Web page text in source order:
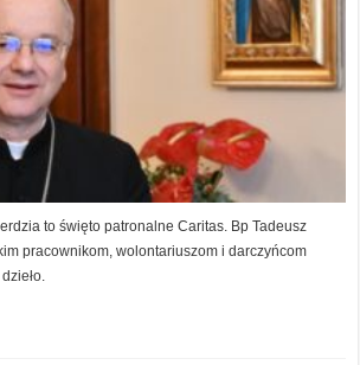
to święto patronalne Caritas. Bp Tadeusz
pracownikom, wolontariuszom i darczyńcom